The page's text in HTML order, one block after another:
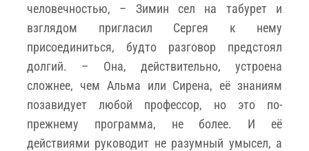
человечностью, – Зимин сел на табурет и
взглядом пригласил Сергея к нему
присоединиться, будто разговор предстоял
долгий. – Она, действительно, устроена
сложнее, чем Альма или Сирена, её знаниям
позавидует любой профессор, но это по-
прежнему программа, не более. И её
действиями руководит не разумный умысел, а